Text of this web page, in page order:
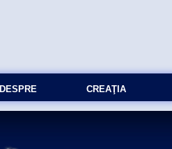
DESPRE CREAŢIA